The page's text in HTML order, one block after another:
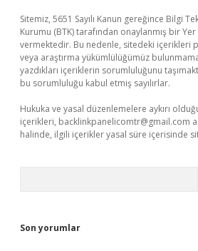
Sitemiz, 5651 Sayılı Kanun gereğince Bilgi
Kurumu (BTK) tarafından onaylanmış bir
vermektedir. Bu nedenle, sitedeki içerikleri
veya araştırma yükümlülüğümüz
yazdıkları içeriklerin sorumluluğunu
bu sorumluluğu kabul etmiş sayılırlar.
Hukuka ve yasal düzenlemelere aykırı
içerikleri, backlinkpanelicomtr@gmail.com
halinde, ilgili içerikler yasal süre içerisinde
Son yorumlar